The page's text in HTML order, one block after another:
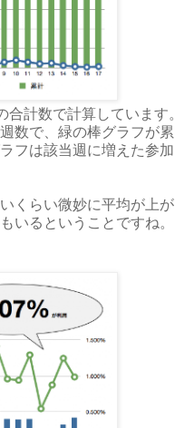
計数で計算しています。
数で、緑の棒グラフが累
フは該当週に増えた参加
くらい微妙に平均が上が
いるということですね。